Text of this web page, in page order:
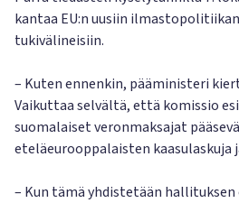
kantaa EU:n uusiin
tukivälineisiin.
– Kuten ennenkin, pääministeri
Vaikuttaa selvältä, että komissio
suomalaiset veronmaksajat
eteläeurooppalaisten kaasulaskuja
– Kun tämä yhdistetään